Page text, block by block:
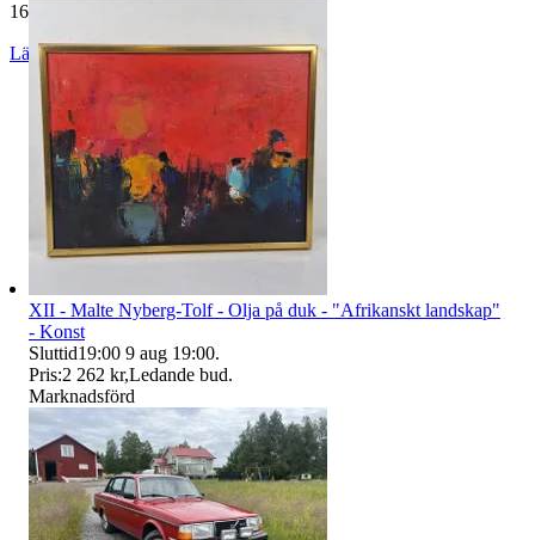
165 041 omdömen
Läs omdömen Följ
XII - Malte Nyberg-Tolf - Olja på duk - "Afrikanskt landskap"
- Konst
Sluttid19:00 9 aug 19:00.
Pris:2 262 kr,Ledande bud.
Marknadsförd